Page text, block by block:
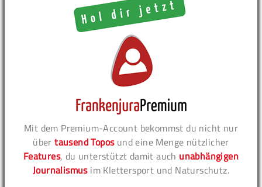
Mit dem Premium-Account bekommst du nicht nur
übertausend Toposund eine Menge nützlicher
Features, du unterstützt damit auch unabhängigen
Journalismusim Klettersport und Naturschutz.